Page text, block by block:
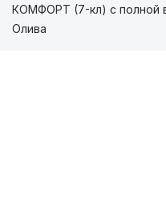
КОМФОРТ (7-кл) с
Олива